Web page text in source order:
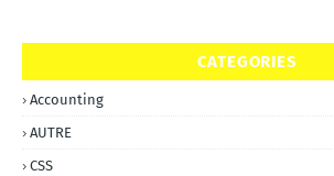
CATEGORIES
Accounting
AUTRE
CSS